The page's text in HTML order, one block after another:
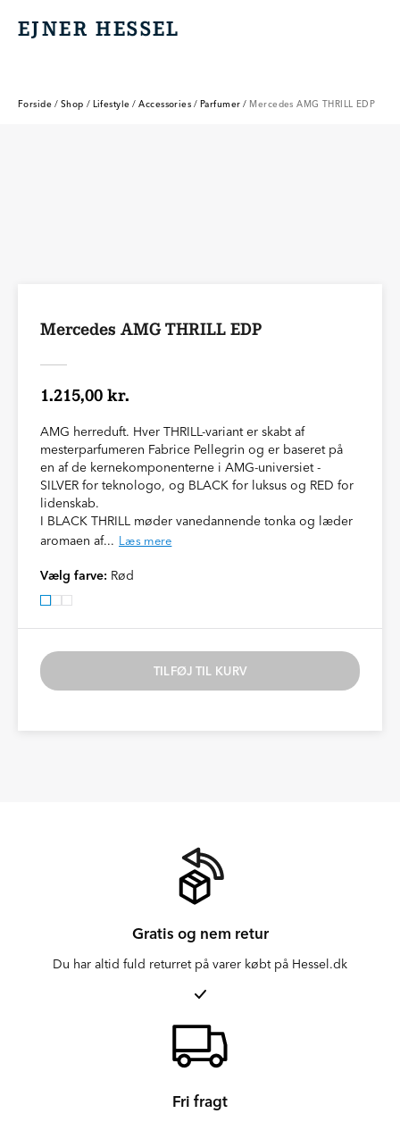
EJNER HESSEL
EJNER HESSEL
Forside / Shop / Lifestyle / Accessories / Parfumer / Mercedes AMG THRILL EDP
Mercedes AMG THRILL EDP
1.215,00 kr.
AMG herreduft. Hver THRILL-variant er skabt af
mesterparfumeren Fabrice Pellegrin og er baseret på
en af de kernekomponenterne i AMG-universiet -
SILVER for teknologo, og BLACK for luksus og RED for
lidenskab.
I BLACK THRILL møder vanedannende tonka og læder
aromaen af... Læs mere
Vælg farve: Rød
TILFØJ TIL KURV
Gratis og nem retur
Du har altid fuld returret på varer købt på Hessel.dk
Fri fragt